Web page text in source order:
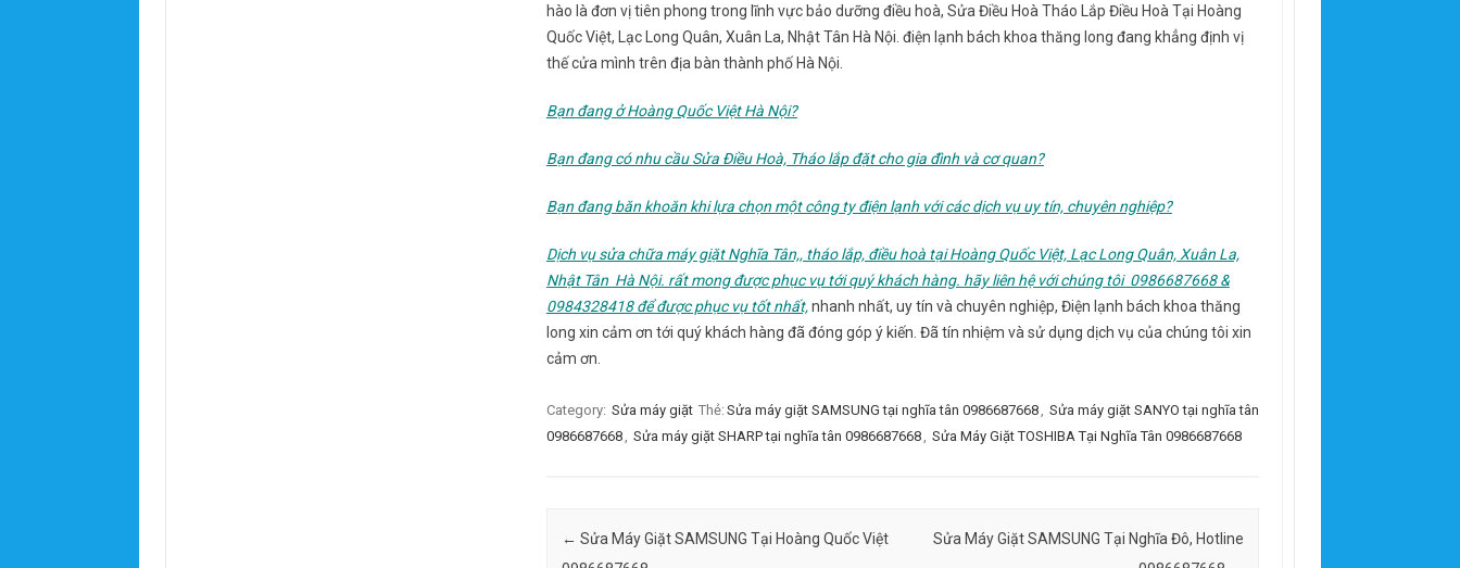
hào là đơn vị tiên phong trong lĩnh vực bảo dưỡng điều hoà, Sửa Điều Hoà Tháo Lắp Điều Hoà Tại Hoàng
Quốc Việt, Lạc Long Quân, Xuân La, Nhật Tân Hà Nội. điện lạnh bách khoa thăng long đang khẳng định vị
thế cửa mình trên địa bàn thành phố Hà Nội.
Bạn đang ở Hoàng Quốc Việt Hà Nội?
Bạn đang có nhu cầu Sửa Điều Hoà, Tháo lắp đặt cho gia đình và cơ quan?
Bạn đang băn khoăn khi lựa chọn một công ty điện lạnh với các dịch vụ uy tín, chuyên nghiệp?
Dịch vụ sửa chữa máy giặt Nghĩa Tân,, tháo lắp, điều hoà tại Hoàng Quốc Việt, Lạc Long Quân, Xuân La,
Nhật Tân Hà Nội. rất mong được phục vụ tới quý khách hàng. hãy liên hệ với chúng tôi 0986687668 &
0984328418 để được phục vụ tốt nhất,nhanh nhất, uy tín và chuyên nghiệp, Điện lạnh bách khoa thăng
long xin cảm ơn tới quý khách hàng đã đóng góp ý kiến. Đã tín nhiệm và sử dụng dịch vụ của chúng tôi xin
cảm ơn.
Category: Sửa máy giặt Thẻ: Sửa máy giặt SAMSUNG tại nghĩa tân 0986687668, Sửa máy giặt SANYO tại nghĩa tân
0986687668, Sửa máy giặt SHARP tại nghĩa tân 0986687668, Sửa Máy Giặt TOSHIBA Tại Nghĩa Tân 0986687668
Post navigation
← Sửa Máy Giặt SAMSUNG Tại Hoàng Quốc Việt
Sửa Máy Giặt SAMSUNG Tại Nghĩa Đô, Hotline